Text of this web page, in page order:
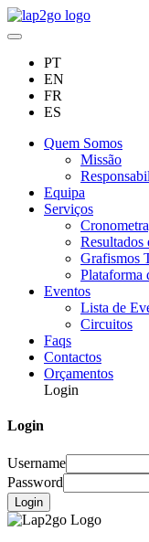
PT
EN
FR
ES
Quem Somos
Missão
Equipa
Serviços
Resultados
Grafismos
Plataforma
Eventos
Lista de
Circuitos
Faqs
Contactos
Orçamentos
Login
Login
Username
Password
Login